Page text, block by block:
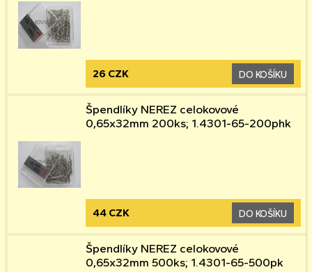
26 CZK DO KOŠÍKU
Špendlíky NEREZ celokovové
0,65x32mm 200ks; 1.4301-65-200phk
44 CZK DO KOŠÍKU
Špendlíky NEREZ celokovové
0,65x32mm 500ks; 1.4301-65-500pk